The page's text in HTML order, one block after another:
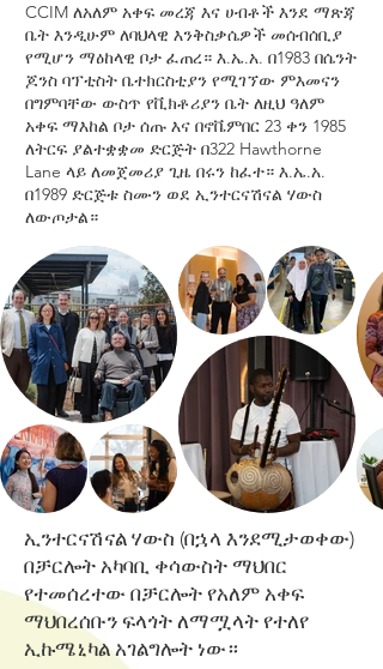
CCIM ለአለም አቀፍ መረጃ እና ሀብቶች እንደ ማጽጃ
ቤት እንዲሁም ለባህላዊ እንቅስቃሴዎች መሰብሰቢያ
የሚሆን ማዕከላዊ ቦታ ፈጠረ። እ.ኤ.አ. በ1983 በሴንት
ጆንስ ባፕቲስት ቤተክርስቲያን የሚገኘው ምእመናን
በግምባቸው ውስጥ የቪክቶሪያን ቤት ለዚህ ዓለም
አቀፍ ማእከል ቦታ ሰጡ እና በኖቬምበር 23 ቀን 1985
ለትርፍ ያልተቋቋመ ድርጅት በ322 Hawthorne
Lane ላይ ለመጀመሪያ ጊዜ በሩን ከፈተ። እ.ኤ.አ.
በ1989 ድርጅቱ ስሙን ወደ ኢንተርናሽናል ሃውስ
ለውጦታል።
ኢንተርናሽናል ሃውስ (በኋላ እንደሚታወቀው)
በቻርሎት አካባቢ ቀሳውስት ማህበር
የተመሰረተው በቻርሎት የአለም አቀፍ
ማህበረሰቡን ፍላጎት ለማሟላት የተለየ
ኢኩሜኒካል አገልግሎት ነው።